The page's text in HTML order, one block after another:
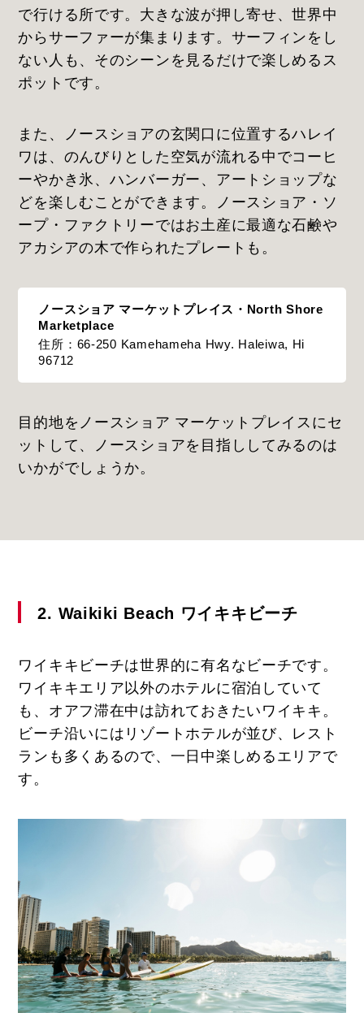
で行ける所です。大きな波が押し寄せ、世界中
からサーファーが集まります。サーフィンをし
ない人も、そのシーンを見るだけで楽しめるス
ポットです。
また、ノースショアの玄関口に位置するハレイ
ワは、のんびりとした空気が流れる中でコーヒ
ーやかき氷、ハンバーガー、アートショップな
どを楽しむことができます。ノースショア・ソ
ープ・ファクトリーではお土産に最適な石鹸や
アカシアの木で作られたプレートも。
ノースショア マーケットプレイス・North Shore
Marketplace
住所：66-250 Kamehameha Hwy. Haleiwa, Hi
96712
目的地をノースショア マーケットプレイスにセ
ットして、ノースショアを目指ししてみるのは
いかがでしょうか。
2. Waikiki Beach ワイキキビーチ
ワイキキビーチは世界的に有名なビーチです。
ワイキキエリア以外のホテルに宿泊していて
も、オアフ滞在中は訪れておきたいワイキキ。
ビーチ沿いにはリゾートホテルが並び、レスト
ランも多くあるので、一日中楽しめるエリアで
す。